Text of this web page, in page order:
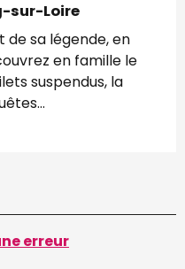
sur-Loire
sa légende, en
en famille le
suspendus, la
erreur